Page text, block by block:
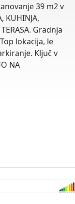
39 m2 v
KUHINJA,
Gradnja
lokacija, le
Ključ v
NA